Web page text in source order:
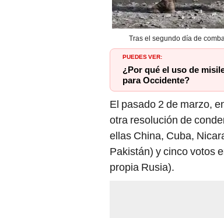
Tras el segundo día de
PUEDES VER:
¿Por qué el uso de
para Occidente?
El pasado 2 de marzo,
otra resolución de
ellas China, Cuba,
Pakistán) y cinco votos
propia Rusia).